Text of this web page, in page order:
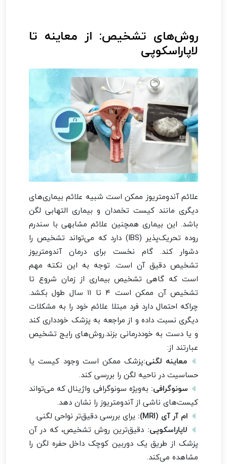
روش‌های تشخیص: از معاینه تا
لاپاراسکوپی
علائم آندومتریوز ممکن است شبیه علائم بیماری‌های
دیگری مانند کیست تخمدان و بیماری التهابی لگن
باشد. این بیماری همچنین علائم مشابهی با سندرم
روده تحریک‌پذیر (IBS) دارد که می‌تواند تشخیص را
دشوار کند. گام نخست برای درمان آندومتریوز
تشخیص دقیق آن است. توجه به این نکته مهم
است که گاهی تشخیص بیماری از زمان شروع تا
تشخیص آن ممکن است ۴ تا ۱۱ سال طول بکشد.
چراکه احتمال دارد فرد مبتلا علائم خود را به مشکلات
دیگری نسبت داده و از مراجعه به پزشک خودداری کند
و یا دست به خوددرمانی بزند.روش‌های رایج تشخیص
عبارتند از:
معاینه لگنی:پزشک ممکن است وجود کیست یا
حساسیت در ناحیه لگن را بررسی کند.
سونوگرافی: به‌ویژه سونوگرافی واژینال که می‌تواند
کیست‌های ناشی از آندومتریوز را نشان دهد.
ام آر آی (MRI):
یرای بررسی دقیق‌تر نواحی لگنی.
لاپاراسکوپی: دقیق‌ترین روش تشخیص، که در آن
پزشک از طریق یک دوربین کوچک داخل حفره لگن را
مشاهده می‌کند.